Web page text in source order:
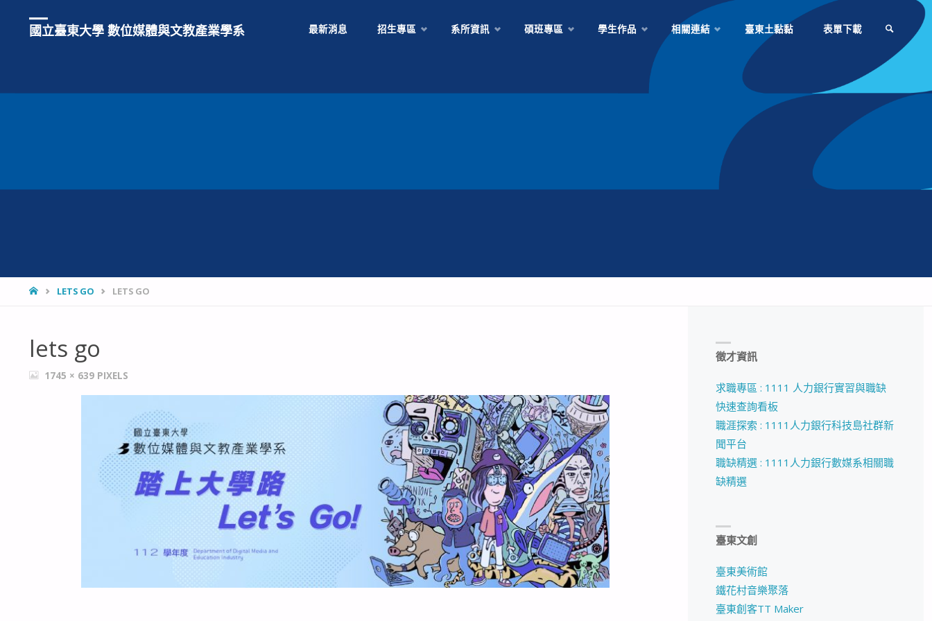
國立臺東大學 數位媒體與文教產業學系 最新消息 招生專區 系所資訊 碩班專區 學生作品 相關連結 臺東土黏黏 表單下載
HOMELETS GO LETS GO
lets go
FULL1745 × 639 PIXELS
徵才資訊
求職專區 : 1111 人力銀行實習與職缺
快速查詢看板
職涯探索 : 1111人力銀行科技島社群新
聞平台
職缺精選 : 1111人力銀行數媒系相關職
缺精選
臺東文創
臺東美術館
鐵花村音樂聚落
臺東創客TT Maker